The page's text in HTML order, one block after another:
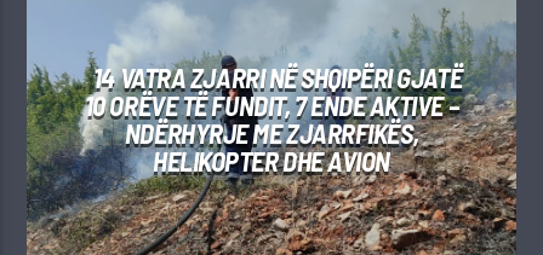
14 VATRA ZJARRI NË SHQIPËRI GJATË
10 ORËVE TË FUNDIT, 7 ENDE AKTIVE –
NDËRHYRJE ME ZJARRFIKËS,
HELIKOPTER DHE AVION